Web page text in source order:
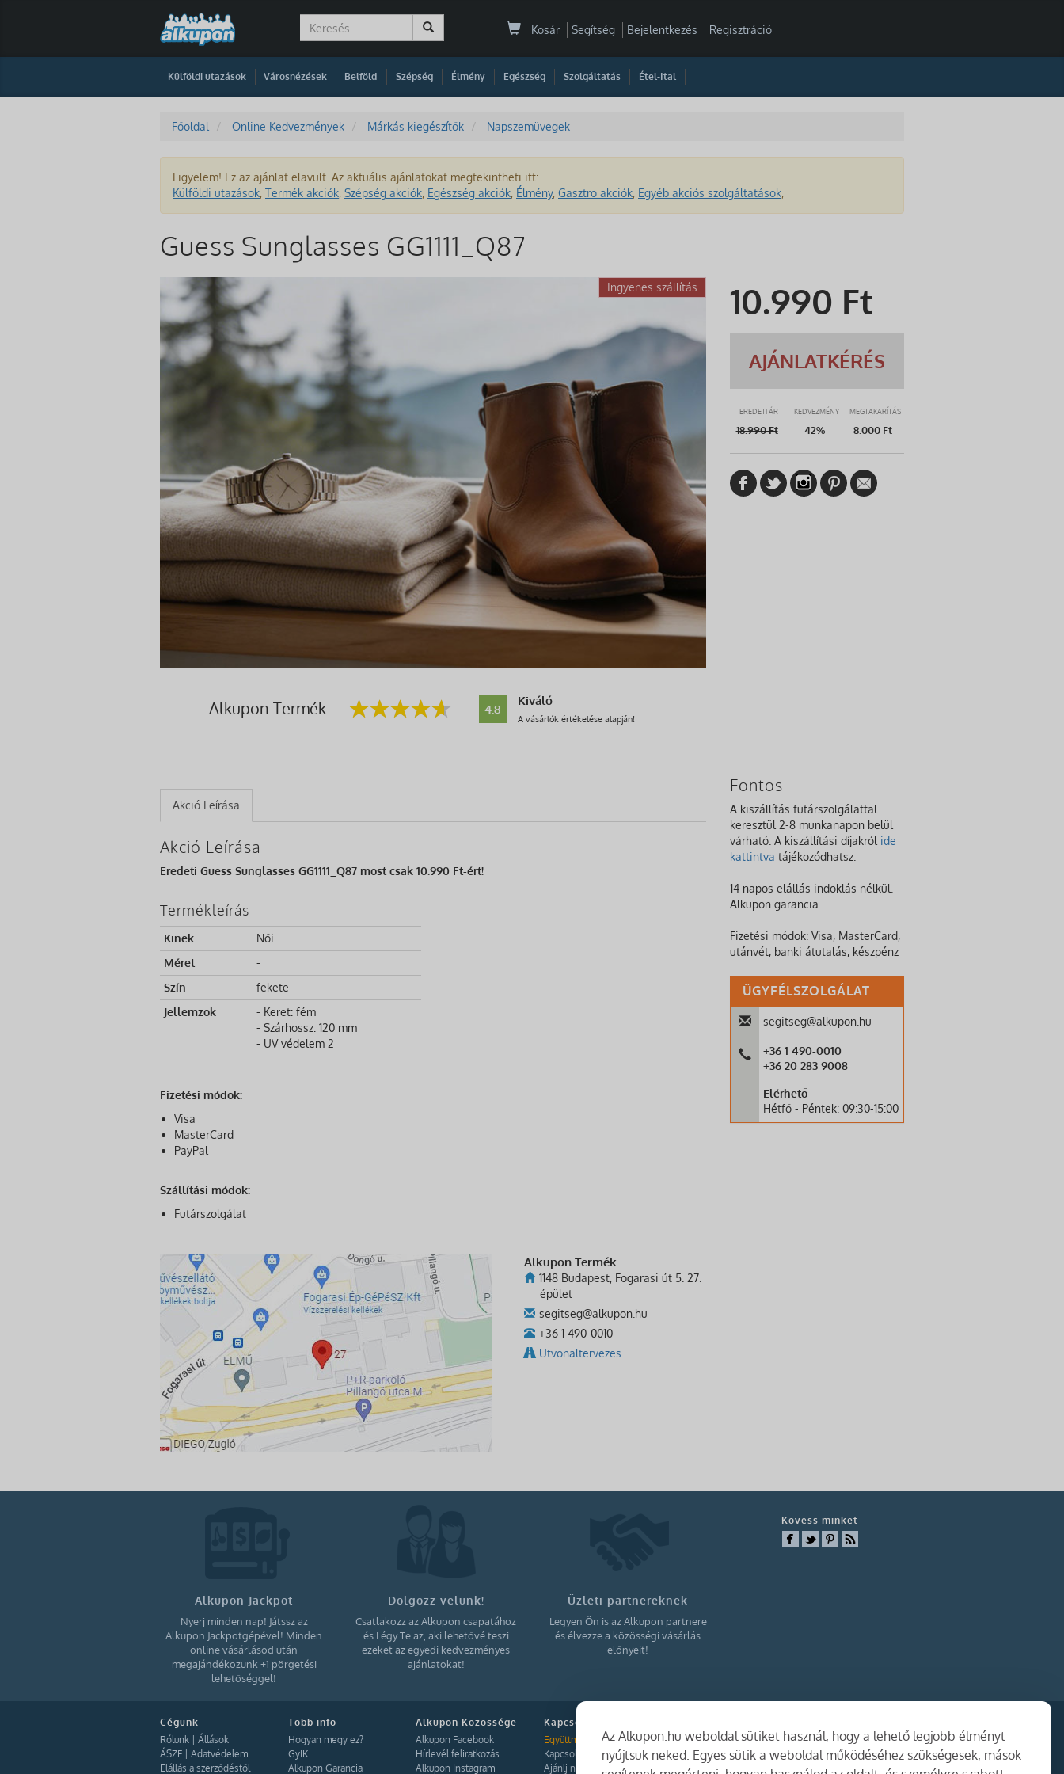
Az Alkupon.hu weboldal sütiket használ, hogy a lehető legjobb élményt
nyújtsuk neked. Egyes sütik a weboldal működéséhez szükségesek, mások
Kosár Segítség Bejelentkezés Regisztráció
Külföldi utazások Városnézések Belföld Szépség Élmény Egészség Szolgáltatás Étel-Ital
Főoldal Online Kedvezmények Márkás kiegészítők Napszemüvegek
Figyelem! Ez az ajánlat elavult. Az aktuális ajánlatokat megtekintheti itt:
Külföldi utazások, Termék akciók, Szépség akciók, Egészség akciók, Élmény, Gasztro akciók, Egyéb akciós szolgáltatások,
Guess Sunglasses GG1111_Q87
Ingyenes szállítás
Alkupon Termék 4.8
Kiváló
A vásárlók értékelése alapján!
10.990 Ft
AJÁNLATKÉRÉS
EREDETI ÁR KEDVEZMÉNY MEGTAKARÍTÁS
18.990Ft 42% 8.000 Ft
Akció Leírása
Akció Leírása
Eredeti Guess Sunglasses GG1111_Q87 most csak 10.990 Ft-ért!
Termékleírás
Kinek
Női
Méret
-
Szín
fekete
Jellemzők
- Keret: fém
- Szárhossz: 120 mm
- UV védelem 2
Fizetési módok:
Visa
MasterCard
PayPal
Szállítási módok:
Futárszolgálat
Alkupon Termék
1148 Budapest, Fogarasi út 5. 27.
épület
segitseg@alkupon.hu
+36 1 490-0010
Utvonaltervezes
Fontos
A kiszállítás futárszolgálattal
keresztül 2-8 munkanapon belül
várható. A kiszállítási díjakról ide
kattintva tájékozódhatsz.
14 napos elállás indoklás nélkül.
Alkupon garancia.
Fizetési módok: Visa, MasterCard,
utánvét, banki átutalás, készpénz
ÜGYFÉLSZOLGÁLAT
segitseg@alkupon.hu
+36 1 490-0010
+36 20 283 9008
Elérhető
Hétfő - Péntek: 09:30-15:00
Alkupon Jackpot
Nyerj minden nap! Játssz az
Alkupon Jackpotgépével! Minden
online vásárlásod után
megajándékozunk +1 pörgetési
lehetőséggel!
Dolgozz velünk!
Csatlakozz az Alkupon csapatához
és Légy Te az, aki lehetővé teszi
ezeket az egyedi kedvezményes
ajánlatokat!
Üzleti partnereknek
Legyen Ön is az Alkupon partnere
és élvezze a közösségi vásárlás
előnyeit!
Kövess minket
Cégünk
Rólunk
Állások
ÁSZF
Adatvédelem
Elállás a szerződéstől
Több info
Hogyan megy ez?
GyIK
Alkupon Garancia
Alkupon Közössége
Alkupon Facebook
Hírlevél feliratkozás
Alkupon Instagram
Kapcsolat
Együttműködés
Kapcsolat
Ajánlj nekünk!